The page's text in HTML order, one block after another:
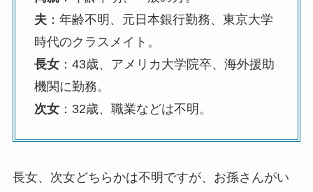
夫：年齢不明、元日本銀行勤務、東京大学
時代のクラスメイト。
長女：43歳、アメリカ大学院卒、海外援助
機関に勤務。
次女：32歳、職業などは不明。
長女、次女どちらかは不明ですが、お孫さんがい